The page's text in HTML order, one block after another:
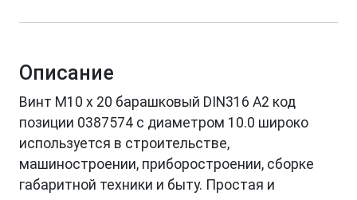
Описание
Винт М10 х 20 барашковый DIN316 A2 код
позиции 0387574 с диаметром 10.0 широко
используется в строительстве,
машиностроении, приборостроении, сборке
габаритной техники и быту. Простая и